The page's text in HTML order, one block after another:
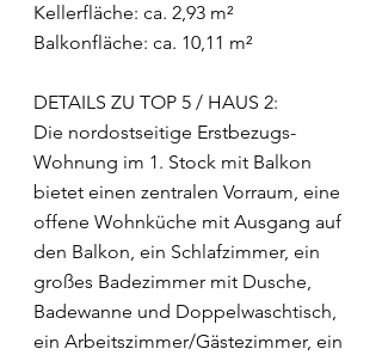
Kellerfläche: ca. 2,93 m²
Balkonfläche: ca. 10,11 m²
DETAILS ZU TOP 5 / HAUS 2:
Die nordostseitige Erstbezugs-
Wohnung im 1. Stock mit Balkon
bietet einen zentralen Vorraum, eine
offene Wohnküche mit Ausgang auf
den Balkon, ein Schlafzimmer, ein
großes Badezimmer mit Dusche,
Badewanne und Doppelwaschtisch,
ein Arbeitszimmer/Gästezimmer, ein